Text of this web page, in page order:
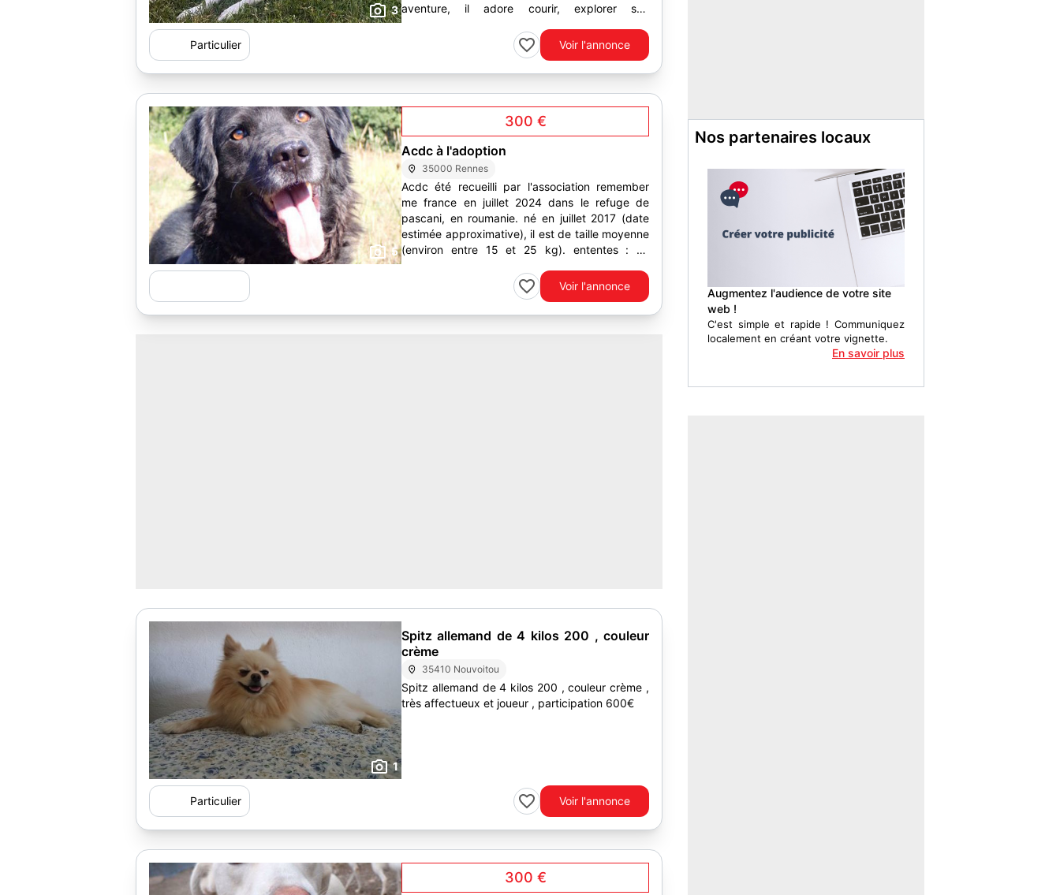
3 aventure, il adore courir, explorer son
Particulier
Voir l'annonce
5
300 €
Acdc à l'adoption
35000 Rennes
Acdc été recueilli par l'association remember
me france en juillet 2024 dans le refuge de
pascani, en roumanie. né en juillet 2017 (date
estimée approximative), il est de taille moyenne
(environ entre 15 et 25 kg). ententes : ok
Voir l'annonce
1
Spitz allemand de 4 kilos 200 , couleur
crème
35410 Nouvoitou
Spitz allemand de 4 kilos 200 , couleur crème ,
très affectueux et joueur , participation 600€
Particulier Voir l'annonce
300 €
Nos partenaires locaux
Augmentez l'audience de votre site
web !
C'est simple et rapide ! Communiquez
localement en créant votre vignette.
En savoir plus